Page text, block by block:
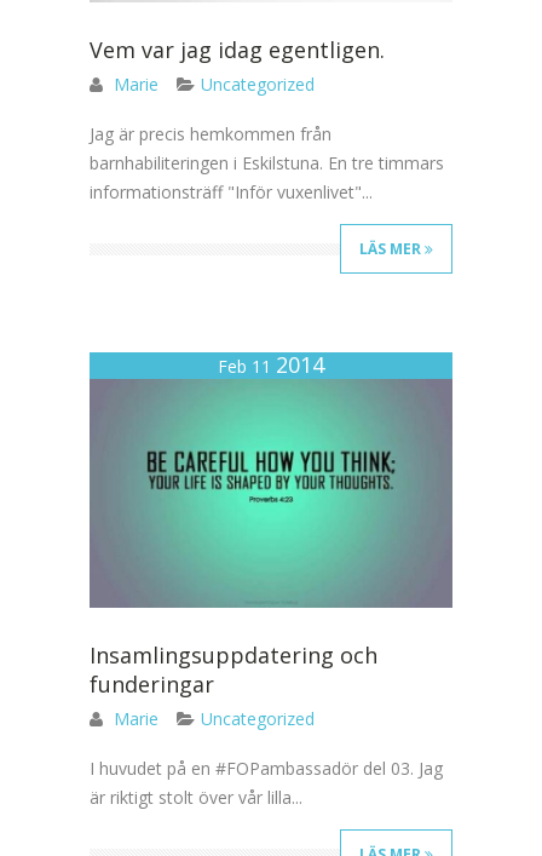
Vem var jag idag egentligen.
Marie Uncategorized
Jag är precis hemkommen från
barnhabiliteringen i Eskilstuna. En tre timmars
informationsträff "Inför vuxenlivet"...
LÄS MER
Feb 11 2014
Insamlingsuppdatering och
funderingar
Marie Uncategorized
I huvudet på en #FOPambassadör del 03. Jag
är riktigt stolt över vår lilla...